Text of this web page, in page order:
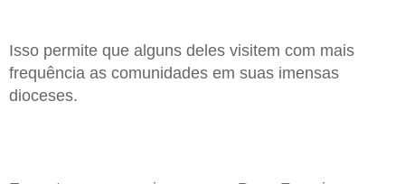
Isso permite que alguns deles visitem com mais
frequência as comunidades em suas imensas
dioceses.